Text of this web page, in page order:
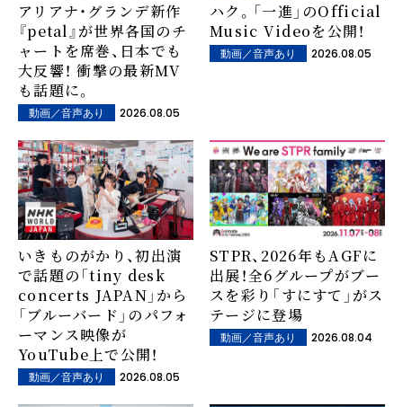
アリアナ・グランデ新作
『petal』が世界各国のチ
ャートを席巻、日本でも
大反響！ 衝撃の最新MV
も話題に。
動画／音声あり 2026.08.05
ハク。「一進」のOfficial
Music Videoを公開！
動画／音声あり 2026.08.05
いきものがかり、初出演
で話題の「tiny desk
concerts JAPAN」から
「ブルーバード」のパフォ
ーマンス映像が
YouTube上で公開！
動画／音声あり 2026.08.05
STPR、2026年もAGFに
出展！全6グループがブー
スを彩り「すにすて」がス
テージに登場
動画／音声あり 2026.08.04